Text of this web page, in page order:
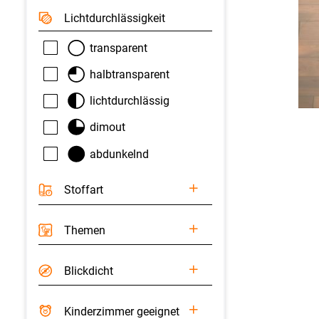
Licht­durchlässigkeit
transparent
halbtransparent
lichtdurchlässig
dimout
abdunkelnd
Stoffart
Themen
Blickdicht
Kinderzimmer geeignet